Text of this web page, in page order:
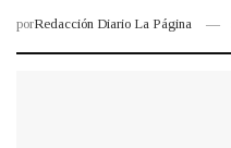
porRedacción Diario La Página